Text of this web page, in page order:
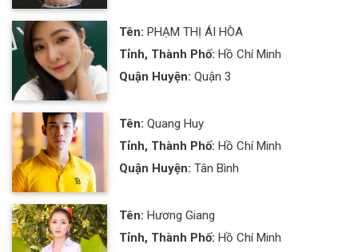
Tên: PHẠM THỊ ÁI HÒA
Tỉnh, Thành Phố: Hồ Chí Minh
Quận Huyện: Quận 3
Tên: Quang Huy
Tỉnh, Thành Phố: Hồ Chí Minh
Quận Huyện: Tân Bình
Tên: Hương Giang
Tỉnh, Thành Phố: Hồ Chí Minh